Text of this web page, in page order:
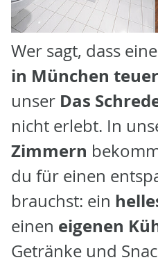
Wer sagt, dass eine
in München
unser Das
nicht erlebt. In
Zimmern
du für einen
brauchst: ein
einen eigenen
Getränke und